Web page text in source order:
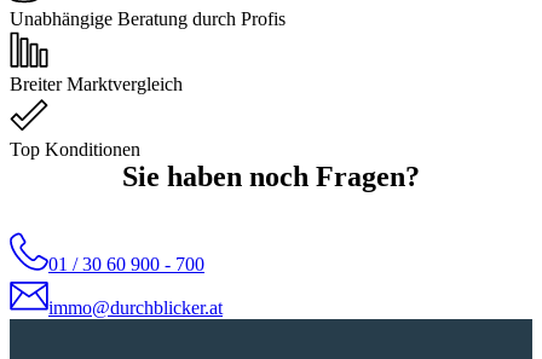
Unabhängige Beratung durch Profis
Breiter Marktvergleich
Top Konditionen
Sie haben noch Fragen?
01 / 30 60 900 - 700
immo@durchblicker.at